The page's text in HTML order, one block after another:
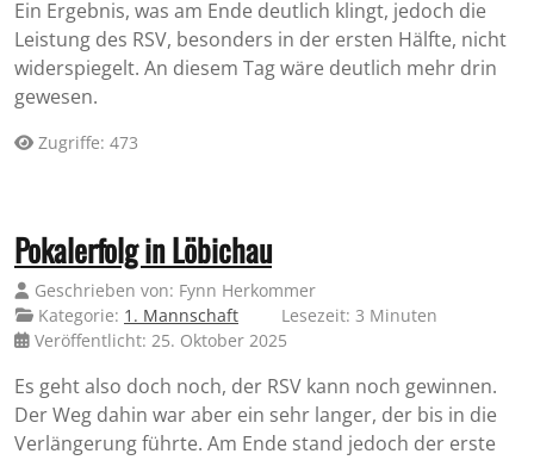
Ein Ergebnis, was am Ende deutlich klingt, jedoch die
Leistung des RSV, besonders in der ersten Hälfte, nicht
widerspiegelt. An diesem Tag wäre deutlich mehr drin
gewesen.
Zugriffe: 473
Pokalerfolg in Löbichau
Geschrieben von: Fynn Herkommer
Kategorie: 1. Mannschaft
Lesezeit: 3 Minuten
Veröffentlicht: 25. Oktober 2025
Es geht also doch noch, der RSV kann noch gewinnen.
Der Weg dahin war aber ein sehr langer, der bis in die
Verlängerung führte. Am Ende stand jedoch der erste